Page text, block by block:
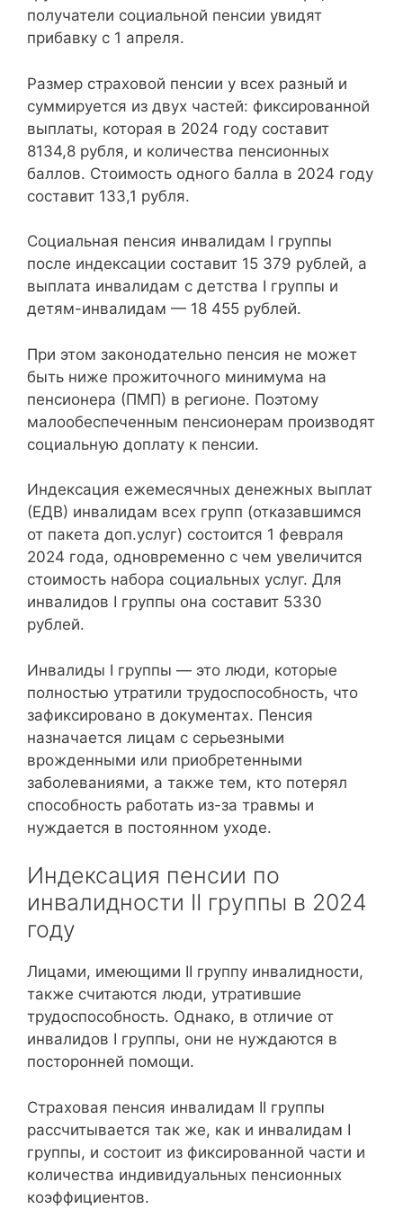
получатели социальной пенсии увидят
прибавку с 1 апреля.
Размер страховой пенсии у всех разный и
суммируется из двух частей: фиксированной
выплаты, которая в 2024 году составит
8134,8 рубля, и количества пенсионных
баллов. Стоимость одного балла в 2024 году
составит 133,1 рубля.
Социальная пенсия инвалидам I группы
после индексации составит 15 379 рублей, а
выплата инвалидам с детства I группы и
детям-инвалидам — 18 455 рублей.
При этом законодательно пенсия не может
быть ниже прожиточного минимума на
пенсионера (ПМП) в регионе. Поэтому
малообеспеченным пенсионерам производят
социальную доплату к пенсии.
Индексация ежемесячных денежных выплат
(ЕДВ) инвалидам всех групп (отказавшимся
от пакета доп.услуг) состоится 1 февраля
2024 года, одновременно с чем увеличится
стоимость набора социальных услуг. Для
инвалидов I группы она составит 5330
рублей.
Инвалиды I группы — это люди, которые
полностью утратили трудоспособность, что
зафиксировано в документах. Пенсия
назначается лицам с серьезными
врожденными или приобретенными
заболеваниями, а также тем, кто потерял
способность работать из-за травмы и
нуждается в постоянном уходе.
Индексация пенсии по
инвалидности II группы в 2024
году
Лицами, имеющими II группу инвалидности,
также считаются люди, утратившие
трудоспособность. Однако, в отличие от
инвалидов I группы, они не нуждаются в
посторонней помощи.
Страховая пенсия инвалидам II группы
рассчитывается так же, как и инвалидам I
группы, и состоит из фиксированной части и
количества индивидуальных пенсионных
коэффициентов.